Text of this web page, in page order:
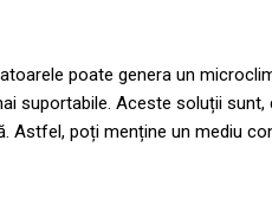
poate genera un
suportabile. Aceste soluții
Astfel, poți menține un mediu